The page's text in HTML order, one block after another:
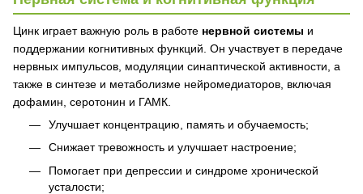
Цинк играет важную роль в работе нервной системы и
поддержании когнитивных функций. Он участвует в передаче
нервных импульсов, модуляции синаптической активности, а
также в синтезе и метаболизме нейромедиаторов, включая
дофамин, серотонин и ГАМК.
Улучшает концентрацию, память и обучаемость;
Снижает тревожность и улучшает настроение;
Помогает при депрессии и синдроме хронической
усталости;